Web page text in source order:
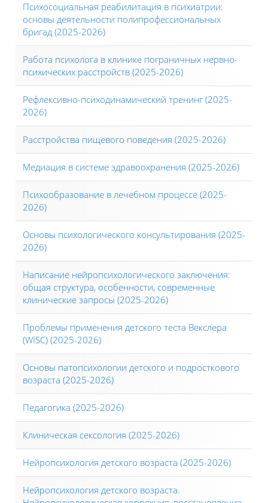
Психосоциальная реабилитация в психиатрии:
основы деятельности полипрофессиональных
бригад (2025-2026)
Работа психолога в клинике пограничных нервно-
психических расстройств (2025-2026)
Рефлексивно-психодинамический тренинг (2025-
2026)
Расстройства пищевого поведения (2025-2026)
Медиация в системе здравоохранения (2025-2026)
Психообразование в лечебном процессе (2025-
2026)
Основы психологического консультирования (2025-
2026)
Написание нейропсихологического заключения:
общая структура, особенности, современные
клинические запросы (2025-2026)
Проблемы применения детского теста Векслера
(WISС) (2025-2026)
Основы патопсихологии детского и подросткового
возраста (2025-2026)
Педагогика (2025-2026)
Клиническая сексология (2025-2026)
Нейропсихология детского возраста (2025-2026)
Нейропсихология детского возраста.